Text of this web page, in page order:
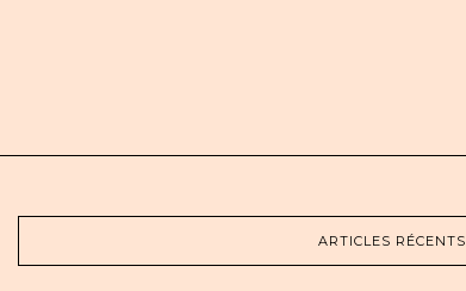
ARTICLES RÉCENTS